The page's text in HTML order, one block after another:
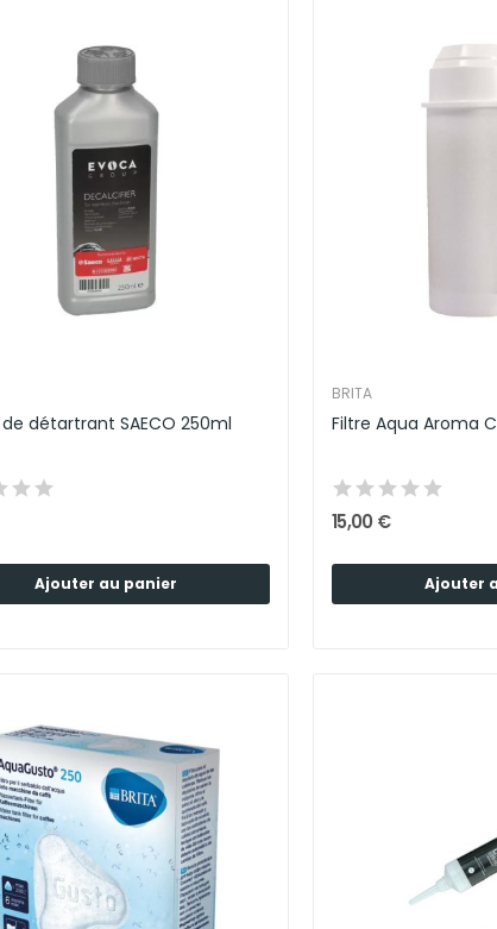
détartrant SAECO 250ml
Ajouter au panier
BRITA
Filtre Aqua Aroma
15,00 €
Ajouter